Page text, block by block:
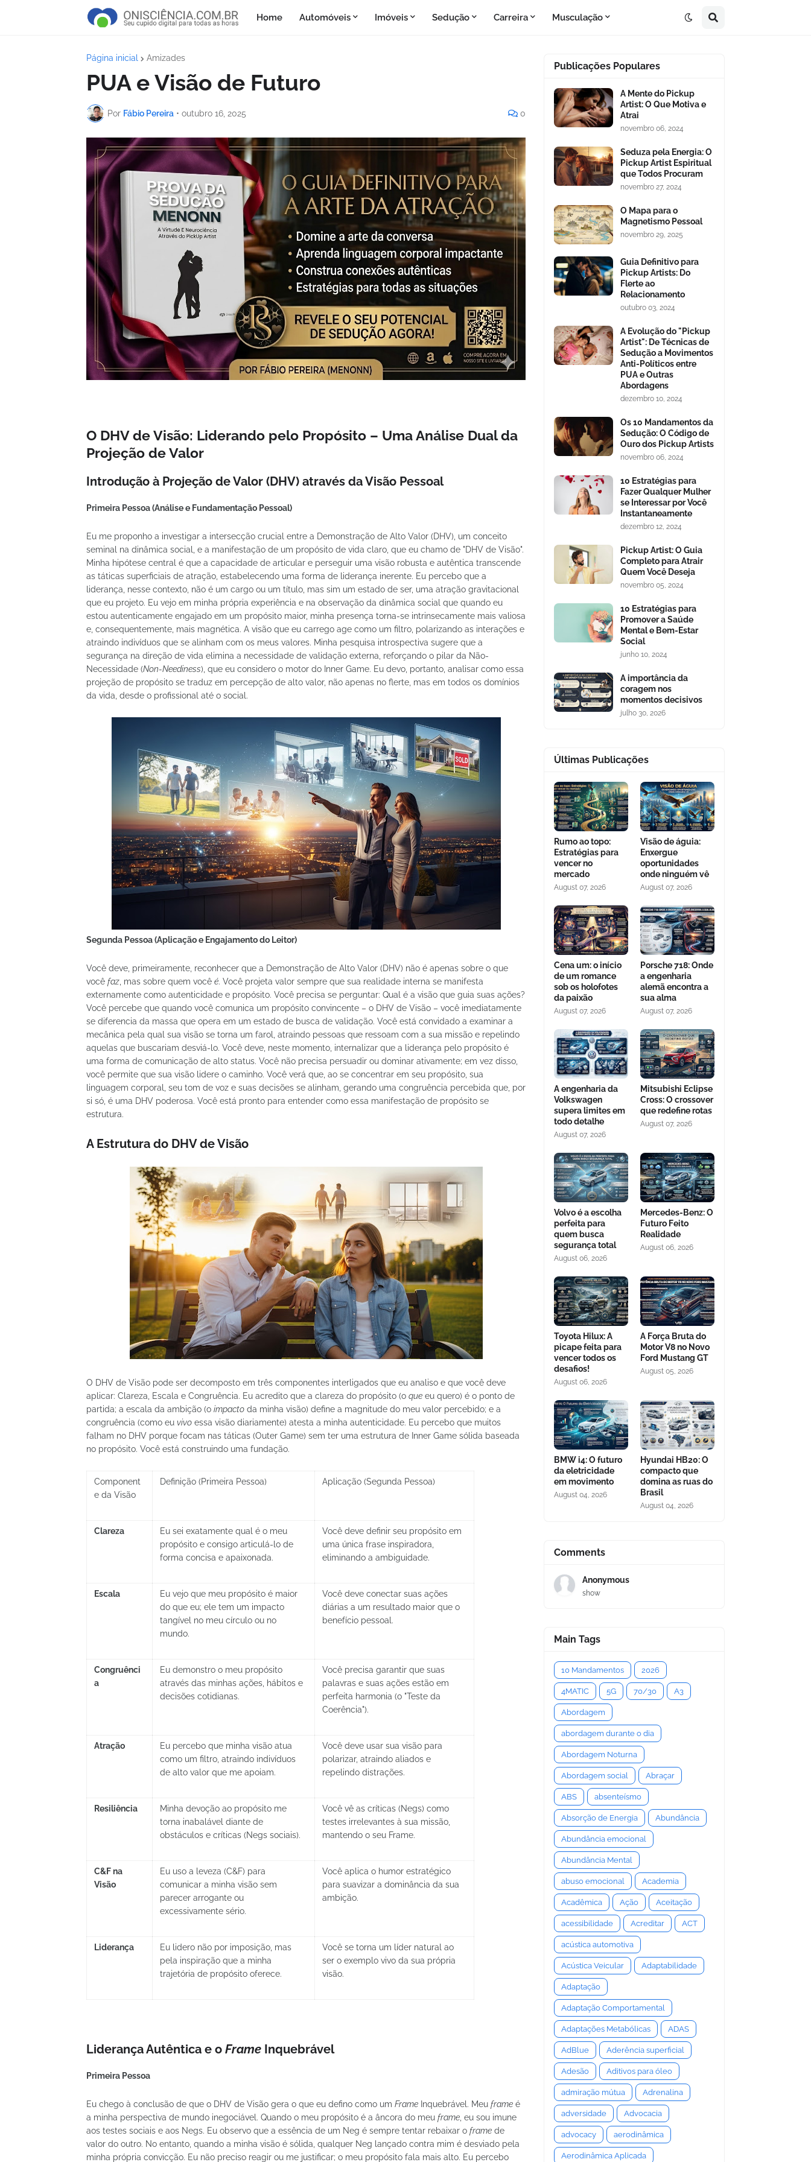
Home Automóveis Imóveis Sedução Carreira Musculação
Página inicial Amizades
PUA e Visão de Futuro
Por Fábio Pereira • outubro 16, 2025 0
O DHV de Visão: Liderando pelo Propósito – Uma Análise Dual da
Projeção de Valor
Introdução à Projeção de Valor (DHV) através da Visão Pessoal
Primeira Pessoa (Análise e Fundamentação Pessoal)
Eu me proponho a investigar a intersecção crucial entre a Demonstração de Alto Valor (DHV), um conceito
seminal na dinâmica social, e a manifestação de um propósito de vida claro, que eu chamo de "DHV de Visão".
Minha hipótese central é que a capacidade de articular e perseguir uma visão robusta e autêntica transcende
as táticas superficiais de atração, estabelecendo uma forma de liderança inerente. Eu percebo que a
liderança, nesse contexto, não é um cargo ou um título, mas sim um estado de ser, uma atração gravitacional
que eu projeto. Eu vejo em minha própria experiência e na observação da dinâmica social que quando eu
estou autenticamente engajado em um propósito maior, minha presença torna-se intrinsecamente mais valiosa
e, consequentemente, mais magnética. A visão que eu carrego age como um filtro, polarizando as interações e
atraindo indivíduos que se alinham com os meus valores. Minha pesquisa introspectiva sugere que a
segurança na direção de vida elimina a necessidade de validação externa, reforçando o pilar da Não-
Necessidade (Non-Neediness), que eu considero o motor do Inner Game. Eu devo, portanto, analisar como essa
projeção de propósito se traduz em percepção de alto valor, não apenas no flerte, mas em todos os domínios
da vida, desde o profissional até o social.
Segunda Pessoa (Aplicação e Engajamento do Leitor)
Você deve, primeiramente, reconhecer que a Demonstração de Alto Valor (DHV) não é apenas sobre o que
você faz , mas sobre quem você é. Você projeta valor sempre que sua realidade interna se manifesta
externamente como autenticidade e propósito. Você precisa se perguntar: Qual é a visão que guia suas ações?
Você percebe que quando você comunica um propósito convincente – o DHV de Visão – você imediatamente
se diferencia da massa que opera em um estado de busca de validação. Você está convidado a examinar a
mecânica pela qual sua visão se torna um farol, atraindo pessoas que ressoam com a sua missão e repelindo
aquelas que buscariam desviá-lo. Você deve, neste momento, internalizar que a liderança pelo propósito é
uma forma de comunicação de alto status. Você não precisa persuadir ou dominar ativamente; em vez disso,
você permite que sua visão lidere o caminho. Você verá que, ao se concentrar em seu propósito, sua
linguagem corporal, seu tom de voz e suas decisões se alinham, gerando uma congruência percebida que, por
si só, é uma DHV poderosa. Você está pronto para entender como essa manifestação de propósito se
estrutura.
A Estrutura do DHV de Visão
O DHV de Visão pode ser decomposto em três componentes interligados que eu analiso e que você deve
aplicar: Clareza, Escala e Congruência. Eu acredito que a clareza do propósito (o que eu quero) é o ponto de
partida; a escala da ambição (o impacto da minha visão) define a magnitude do meu valor percebido; e a
congruência (como eu vivo essa visão diariamente) atesta a minha autenticidade. Eu percebo que muitos
falham no DHV porque focam nas táticas (Outer Game) sem ter uma estrutura de Inner Game sólida baseada
no propósito. Você está construindo uma fundação.
Component
e da Visão
Definição (Primeira Pessoa) Aplicação (Segunda Pessoa)
Clareza
Eu sei exatamente qual é o meu
propósito e consigo articulá-lo de
forma concisa e apaixonada.
Você deve definir seu propósito em
uma única frase inspiradora,
eliminando a ambiguidade.
Escala
Eu vejo que meu propósito é maior
do que eu; ele tem um impacto
tangível no meu círculo ou no
mundo.
Você deve conectar suas ações
diárias a um resultado maior que o
benefício pessoal.
Congruênci
a
Eu demonstro o meu propósito
através das minhas ações, hábitos e
decisões cotidianas.
Você precisa garantir que suas
palavras e suas ações estão em
perfeita harmonia (o "Teste da
Coerência").
Atração
Eu percebo que minha visão atua
como um filtro, atraindo indivíduos
de alto valor que me apoiam.
Você deve usar sua visão para
polarizar, atraindo aliados e
repelindo distrações.
Resiliência
Minha devoção ao propósito me
torna inabalável diante de
obstáculos e críticas (Negs sociais).
Você vê as críticas (Negs) como
testes irrelevantes à sua missão,
mantendo o seu Frame.
C&F na
Visão
Eu uso a leveza (C&F) para
comunicar a minha visão sem
parecer arrogante ou
excessivamente sério.
Você aplica o humor estratégico
para suavizar a dominância da sua
ambição.
Liderança
Eu lidero não por imposição, mas
pela inspiração que a minha
trajetória de propósito oferece.
Você se torna um líder natural ao
ser o exemplo vivo da sua própria
visão.
Liderança Autêntica e o Frame Inquebrável
Primeira Pessoa
Eu chego à conclusão de que o DHV de Visão gera o que eu defino como um Frame Inquebrável. Meu frame é
a minha perspectiva de mundo inegociável. Quando o meu propósito é a âncora do meu frame , eu sou imune
aos testes sociais e aos Negs. Eu observo que a essência de um Neg é sempre tentar rebaixar o frame de
valor do outro. No entanto, quando a minha visão é sólida, qualquer Neg lançado contra mim é desviado pela
minha própria convicção. Eu não preciso reagir ou me justificar; o meu propósito fala mais alto. Eu percebo
Publicações Populares
A Mente do Pickup
Artist: O Que Motiva e
Atrai
novembro 06, 2024
Seduza pela Energia: O
Pickup Artist Espiritual
que Todos Procuram
novembro 27, 2024
O Mapa para o
Magnetismo Pessoal
novembro 29, 2025
Guia Definitivo para
Pickup Artists: Do
Flerte ao
Relacionamento
outubro 03, 2024
A Evolução do "Pickup
Artist": De Técnicas de
Sedução a Movimentos
Anti-Políticos entre
PUA e Outras
Abordagens
dezembro 10, 2024
Os 10 Mandamentos da
Sedução: O Código de
Ouro dos Pickup Artists
novembro 06, 2024
10 Estratégias para
Fazer Qualquer Mulher
se Interessar por Você
Instantaneamente
dezembro 12, 2024
Pickup Artist: O Guia
Completo para Atrair
Quem Você Deseja
novembro 05, 2024
10 Estratégias para
Promover a Saúde
Mental e Bem-Estar
Social
junho 10, 2024
A importância da
coragem nos
momentos decisivos
julho 30, 2026
Últimas Publicações
Rumo ao topo:
Estratégias para
vencer no
mercado
August 07, 2026
Visão de águia:
Enxergue
oportunidades
onde ninguém vê
August 07, 2026
Cena um: o início
de um romance
sob os holofotes
da paixão
August 07, 2026
Porsche 718: Onde
a engenharia
alemã encontra a
sua alma
August 07, 2026
A engenharia da
Volkswagen
supera limites em
todo detalhe
August 07, 2026
Mitsubishi Eclipse
Cross: O crossover
que redefine rotas
August 07, 2026
Volvo é a escolha
perfeita para
quem busca
segurança total
August 06, 2026
Mercedes-Benz: O
Futuro Feito
Realidade
August 06, 2026
Toyota Hilux: A
picape feita para
vencer todos os
desafios!
August 06, 2026
A Força Bruta do
Motor V8 no Novo
Ford Mustang GT
August 05, 2026
BMW i4: O futuro
da eletricidade
em movimento
August 04, 2026
Hyundai HB20: O
compacto que
domina as ruas do
Brasil
August 04, 2026
Comments
Anonymous
show
Main Tags
10 Mandamentos 2026
4MATIC 5G 70/30 A3
Abordagem
abordagem durante o dia
Abordagem Noturna
Abordagem social Abraçar
ABS absenteísmo
Absorção de Energia Abundância
Abundância emocional
Abundância Mental
abuso emocional Academia
Acadêmica Ação Aceitação
acessibilidade Acreditar ACT
acústica automotiva
Acústica Veicular Adaptabilidade
Adaptação
Adaptação Comportamental
Adaptações Metabólicas ADAS
AdBlue Aderência superficial
Adesão Aditivos para óleo
admiração mútua Adrenalina
adversidade Advocacia
advocacy aerodinâmica
Aerodinâmica Aplicada